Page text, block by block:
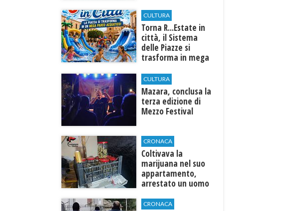
CULTURA
Torna R...Estate in
città, il Sistema
delle Piazze si
trasforma in mega
CULTURA
​Mazara, conclusa la
terza edizione di
Mezzo Festival
CRONACA
Coltivava la
marijuana nel suo
appartamento,
arrestato un uomo
CRONACA